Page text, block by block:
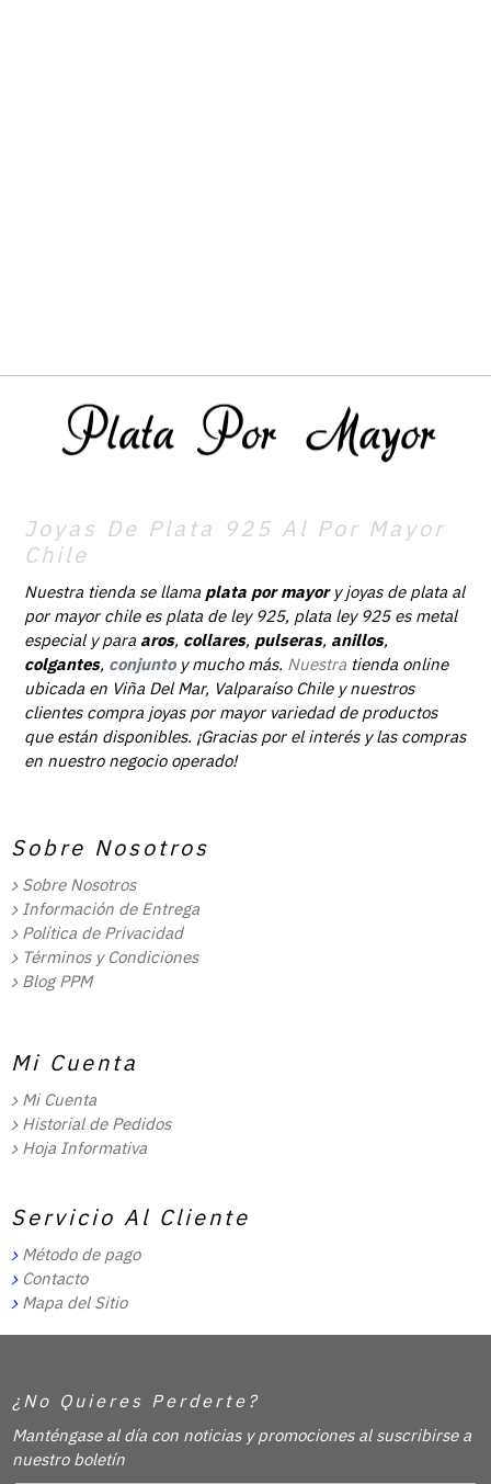
Joyas De Plata 925 Al Por Mayor
Chile
Nuestra tienda se llama plata por mayory joyas de plata al
por mayor chile es plata de ley 925, plata ley 925 es metal
especial y para aros, collares, pulseras, anillos,
colgantes, conjunto y mucho más. Nuestra tienda online
ubicada en Viña Del Mar, Valparaíso Chile y nuestros
clientes compra joyas por mayor variedad de productos
que están disponibles. ¡Gracias por el interés y las compras
en nuestro negocio operado!
Sobre Nosotros
Sobre Nosotros
Información de Entrega
Política de Privacidad
Términos y Condiciones
Blog PPM
Mi Cuenta
Mi Cuenta
Historial de Pedidos
Hoja Informativa
Servicio Al Cliente
Método de pago
Contacto
Mapa del Sitio
¿No Quieres Perderte?
Manténgase al día con noticias y promociones al suscribirse a
nuestro boletín